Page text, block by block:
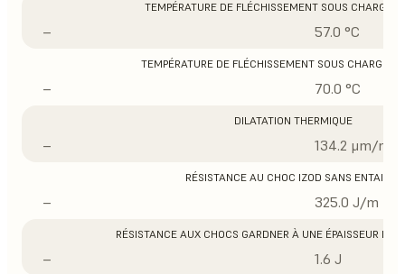
TEMPÉRATURE DE FLÉCHISSEMENT SOUS CHARGE À
– 57.0 °C
TEMPÉRATURE DE FLÉCHISSEMENT SOUS CHARGE À
– 70.0 °C
DILATATION THERMIQUE
– 134.2 μm/m/
RÉSISTANCE AU CHOC IZOD SANS ENTAILLE
– 325.0 J/m
RÉSISTANCE AUX CHOCS GARDNER À UNE ÉPAISSEUR DE
– 1.6 J